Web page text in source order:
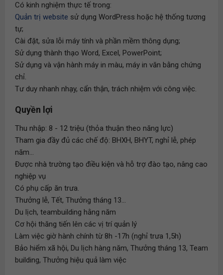
Có kinh nghiệm thực tế trong:
Quản trị website sử dụng WordPress hoặc hệ thống tương
tự;
Cài đặt, sửa lỗi máy tính và phần mềm thông dụng;
Sử dụng thành thạo Word, Excel, PowerPoint;
Sử dụng và vận hành máy in màu, máy in văn bằng chứng
chỉ.
Tư duy nhanh nhạy, cẩn thận, trách nhiệm với công việc.
Quyền lợi
Thu nhập: 8 - 12 triệu (thỏa thuận theo năng lực)
Tham gia đầy đủ các chế độ: BHXH, BHYT, nghỉ lễ, phép
năm...
Được nhà trường tạo điều kiện và hỗ trợ đào tạo, nâng cao
nghiệp vụ
Có phụ cấp ăn trưa.
Thưởng lễ, Tết, Thưởng tháng 13...
Du lịch, teambuilding hằng năm
Cơ hội thăng tiến lên các vị trí quản lý
Làm việc giờ hành chính từ 8h -17h (nghỉ trưa 1,5h)
Bảo hiểm xã hội, Du lịch hàng năm, Thưởng tháng 13, Team
building, Thưởng hiệu quả làm việc